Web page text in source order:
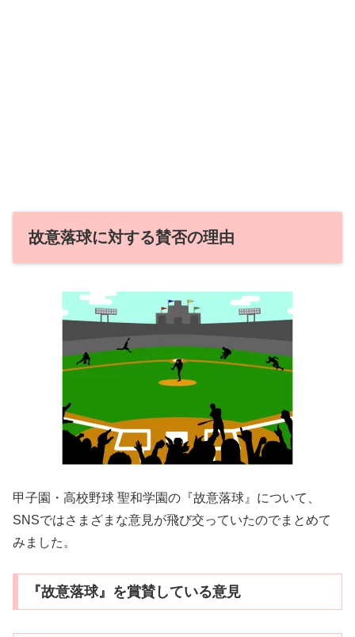
故意落球に対する賛否の理由
甲子園・高校野球 聖和学園の『故意落球』について、
SNSではさまざまな意見が飛び交っていたのでまとめて
みました。
『故意落球』を賞賛している意見